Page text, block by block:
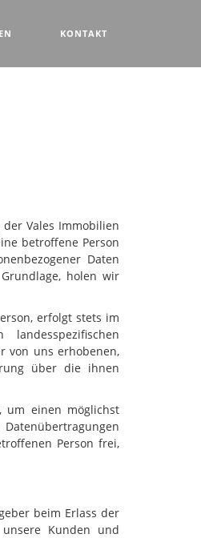
KONTAKT
Vales Immobilien
betroffene Person
Daten
holen wir
erfolgt stets im
von uns erhobenen,
über die ihnen
um einen möglichst
Person frei,
beim Erlass der
Kunden und